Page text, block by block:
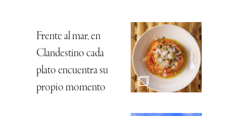
Frente al mar, en
Clandestino cada
plato encuentra su
propio momento